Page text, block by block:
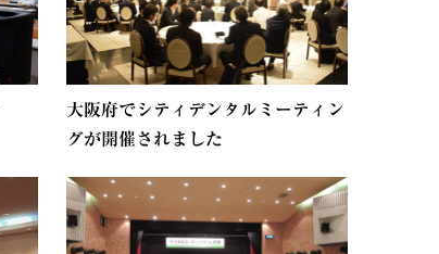
大阪府でシティデンタルミーティン
グが開催されました